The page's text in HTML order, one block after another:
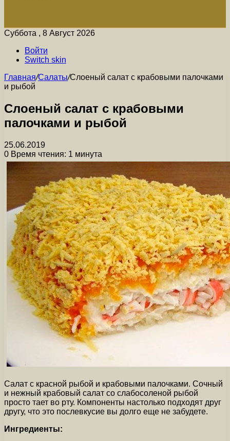
Суббота , 8 Август 2026
Войти
Switch skin
Главная/Салаты/Слоеный салат с крабовыми палочками
и рыбой
Слоеный салат с крабовыми
палочками и рыбой
25.06.2019
0 Время чтения: 1 минута
Салат с красной рыбой и крабовыми палочками. Сочный
и нежный крабовый салат со слабосоленой рыбой
просто тает во рту. Компоненты настолько подходят друг
другу, что это послевкусие вы долго еще не забудете.
Ингредиенты: